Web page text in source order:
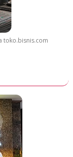
toko.bisnis.com